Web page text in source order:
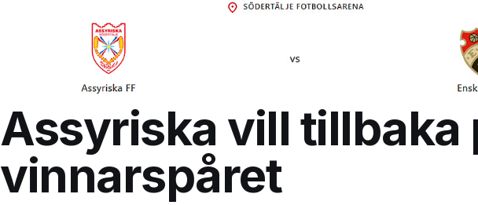
Assyriska vill tillbaka
vinnarspåret